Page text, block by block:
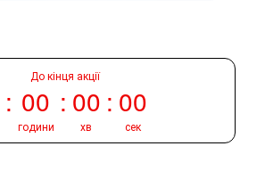
До кінця акції
00
години
00
хв
00
сек